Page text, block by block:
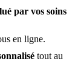
par vos soins
en ligne.
tout au